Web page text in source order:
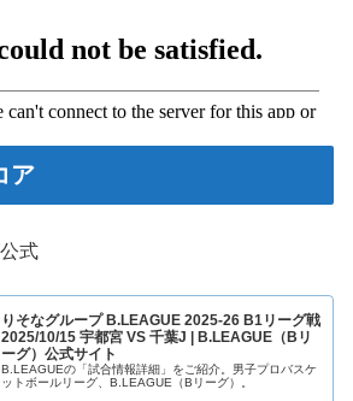
ア
式
りそなグループ B.LEAGUE 2025-26 B1リーグ戦
2025/10/15 宇都宮 VS 千葉J | B.LEAGUE（Bリ
ーグ）公式サイト
B.LEAGUEの「試合情報詳細」をご紹介。男子プロバスケ
ットボールリーグ、B.LEAGUE（Bリーグ）。